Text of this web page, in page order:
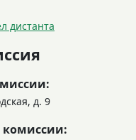
дистанта
д. 9